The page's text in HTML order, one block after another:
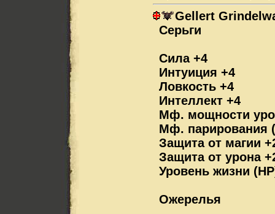
Gellert
Серьги
Сила +4
Интуиция +4
Ловкость +4
Интеллект +4
Мф. мощности
Мф. парирования
Защита от магии
Защита от урона
Уровень жизни
Ожерелья